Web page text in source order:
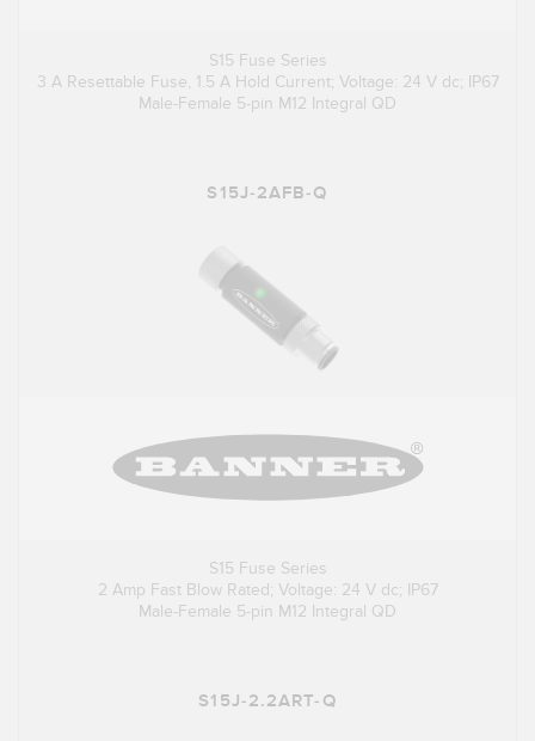
S15 Fuse Series
3 A Resettable Fuse, 1.5 A Hold Current; Voltage: 24 V dc; IP67
Male-Female 5-pin M12 Integral QD
S15J-2AFB-Q
S15 Fuse Series
2 Amp Fast Blow Rated; Voltage: 24 V dc; IP67
Male-Female 5-pin M12 Integral QD
S15J-2.2ART-Q